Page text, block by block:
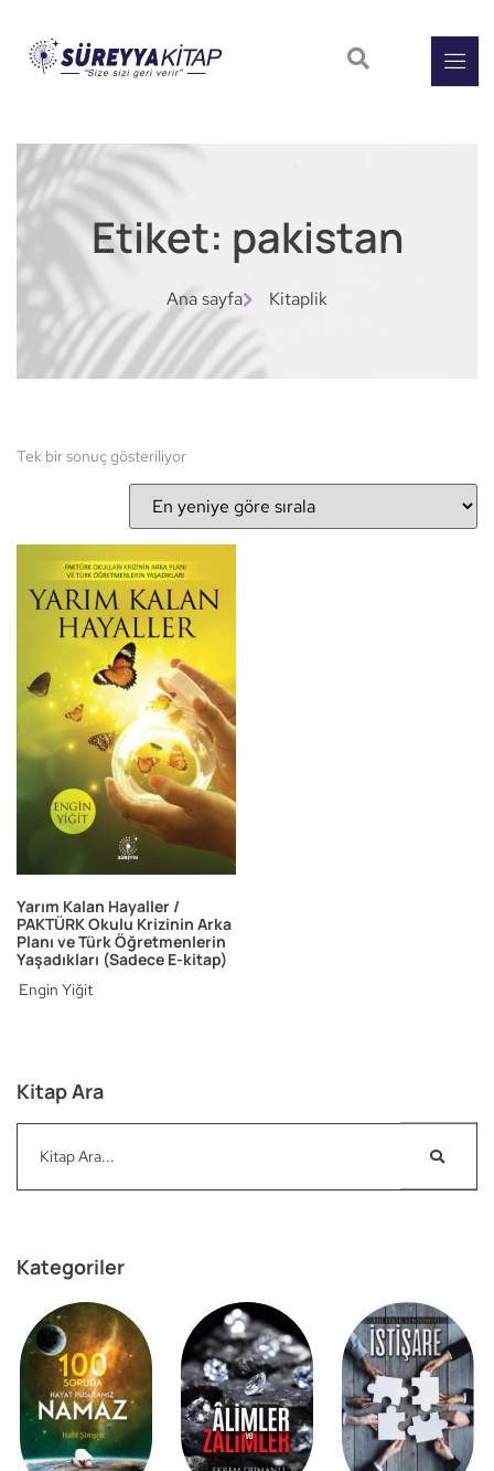
Etiket: pakistan
Ana sayfa Kitaplik
Kitap Ara
Kategoriler
Tek bir sonuç gösteriliyor
Yarım Kalan Hayaller /
PAKTÜRK Okulu Krizinin Arka
Planı ve Türk Öğretmenlerin
Yaşadıkları (Sadece E-kitap)
Engin Yiğit